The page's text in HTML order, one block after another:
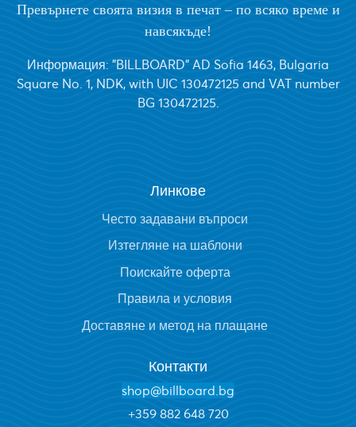
Превърнете своята визия в печат – по всяко време и
навсякъде!
Информация: "BILLBOARD" AD Sofia 1463, Bulgaria
Square No. 1, NDK, with UIC 130472125 and VAT number
BG 130472125.
Линкове
Често задавани въпроси
Изтегляне на шаблони
Поискайте оферта
Правила и условия
Доставяне и метод на плащане
Контакти
shop@billboard.bg
+359 882 648 720